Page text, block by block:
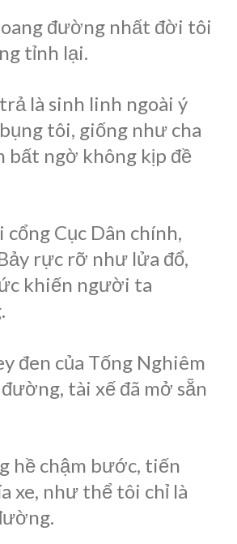
đường nhất đời tôi
tỉnh lại.
là sinh linh ngoài ý
tôi, giống như cha
bất ngờ không kịp đề
Cục Dân chính,
rực rỡ như lửa đổ,
khiến người ta
đen của Tống Nghiêm
tài xế đã mở sẵn
hề chậm bước, tiến
xe, như thể tôi chỉ là